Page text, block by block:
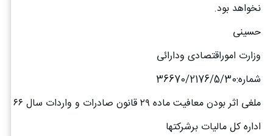
نخواهد بود.
حسینی
وزارت اموراقتصادی ودارائی
شماره:36670/2176/5/30
ملغی اثر بودن معافیت ماده ۲۹قانون صادرات و واردات سال ۶۶
اداره کل مالیات برشرکتها